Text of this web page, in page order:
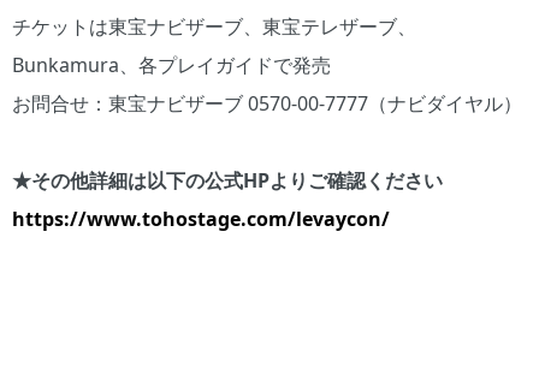
チケットは東宝ナビザーブ、東宝テレザーブ、
Bunkamura、各プレイガイドで発売
お問合せ：東宝ナビザーブ 0570-00-7777（ナビダイヤル）
★その他詳細は以下の公式HPよりご確認ください
https://www.tohostage.com/levaycon/